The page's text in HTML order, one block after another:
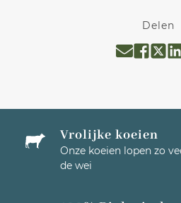
Delen
Vrolijke koeien
Onze koeien lopen zo
de wei